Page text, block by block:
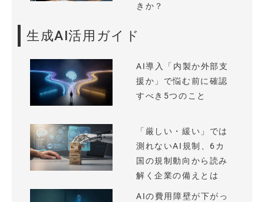
きか？
生成AI活用ガイド
AI導入「内製か外部支
援か」で悩む前に確認
すべき5つのこと
「厳しい・緩い」では
測れないAI規制、6カ
国の規制動向から読み
解く企業の備えとは
AIの費用障壁が下がっ